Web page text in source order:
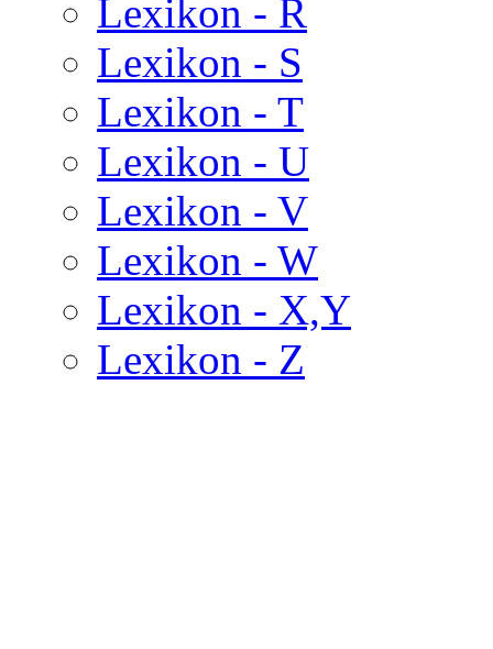
Lexikon - R
Lexikon - S
Lexikon - T
Lexikon - U
Lexikon - V
Lexikon - W
Lexikon - X,Y
Lexikon - Z